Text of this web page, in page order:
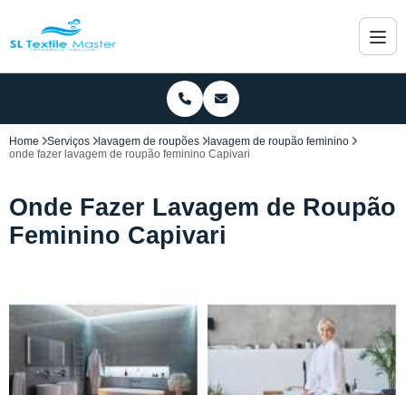
Home Serviços lavagem de roupões
lavagem de roupão feminino
onde fazer lavagem de roupão feminino Capivari
Onde Fazer Lavagem de Roupão
Feminino Capivari